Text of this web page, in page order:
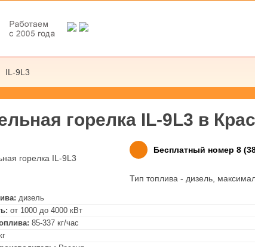
IL-9L3
горелка IL-9L3 в
Бесплатный номер 8
Тип топлива - дизель,
дизель
от 1000 до 4000 кВт
85-337 кг/час